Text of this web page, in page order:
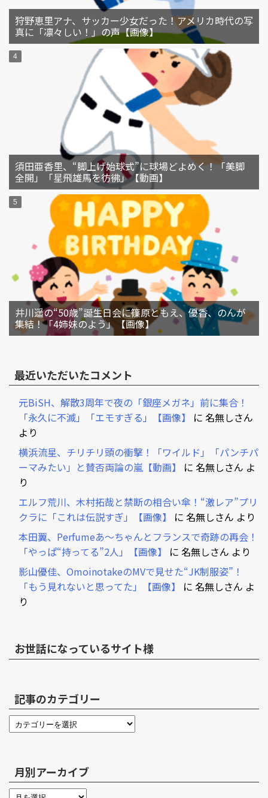
狩野恵里アナ、サッカー少女だった！アメリカ時代の写
真に「凛々しい！」の声【画像】
須田亜香里、“脚上げ始球式”に球場どよめく！「美脚
全開」「星飛雄馬を彷彿」【動画】
井川遥の“50歳”誕生日会に篠原ともえ、優香、のんが
集結！「4姉妹のよう」【画像】
最近いただいたコメント
元BiSH、解散3周年で夜の「銀座メガネ」前に集合！
「永久に不滅」「エモすぎる」【画像】
に 名無しさん
より
横浜流星、チリチリ頭の衝撃！「ワイルド」「パンチパ
ーマみたい」と賛否両論の嵐【動画】
に 名無しさん よ
り
エルフ荒川、木村拓哉と禁断の相合い傘！“激レア”プリ
クラに「これは伝説すぎ」【画像】
に 名無しさん より
本田翼、Perfumeあ～ちゃんとフランスで奇跡の再会！
「やっぱ“持ってる”2人」【画像】
に 名無しさん より
影山優佳、OmoinotakeのMVで見せた“JK制服姿”！
「もう見れないと思ってた」【画像】
に 名無しさん よ
り
お世話になっているサイト様
記事のカテゴリー
月別アーカイブ